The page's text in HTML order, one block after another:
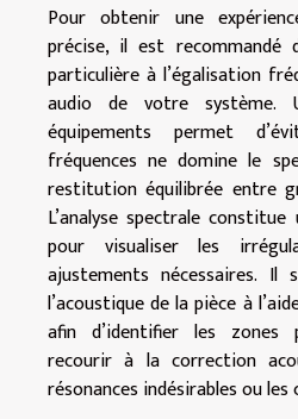
Pour obtenir une
précise, il est recommandé
particulière à l’égalisation
audio de votre système.
équipements permet
fréquences ne domine le
restitution équilibrée entre
L’analyse spectrale
pour visualiser les
ajustements nécessaires. Il
l’acoustique de la pièce à
afin d’identifier les zones
recourir à la correction
résonances indésirables ou les